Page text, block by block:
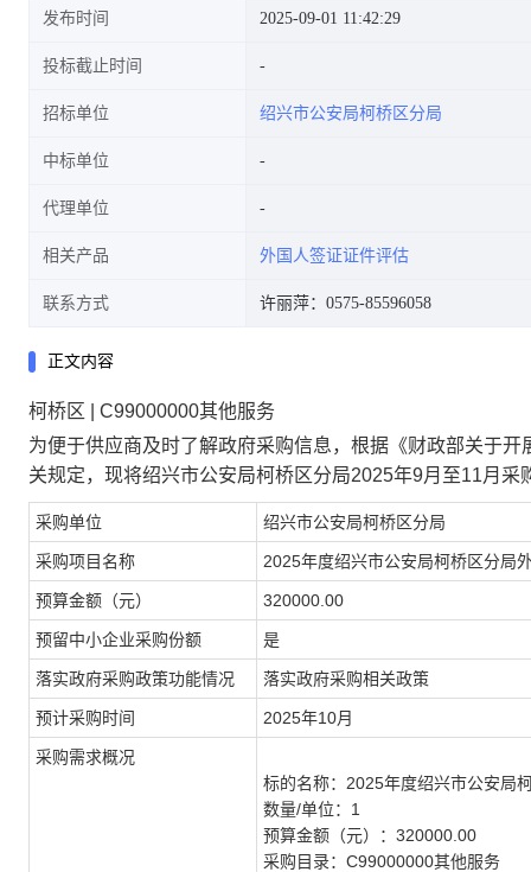
发布时间 2025-09-01 11:42:29
投标截止时间
招标单位 绍兴市公安局柯桥区分局
中标单位
代理单位
相关产品 外国人签证证件评估
联系方式 许丽萍：0575-85596058
正文内容
柯桥区 | C99000000其他服务
为便于供应商及时了解政府采购信息，根据《财政部关于
关规定，现将绍兴市公安局柯桥区分局2025年9月至11月采
采购单位 绍兴市公安局柯桥区分局
采购项目名称 2025年度绍兴市公安局柯桥区分局
预算金额（元） 320000.00
预留中小企业采购份额 是
落实政府采购政策功能情况 落实政府采购相关政策
预计采购时间 2025年10月
采购需求概况
标的名称： 2025年度绍兴市公安局
数量/单位： 1
预算金额（元）： 320000.00
采购目录： C99000000其他服务